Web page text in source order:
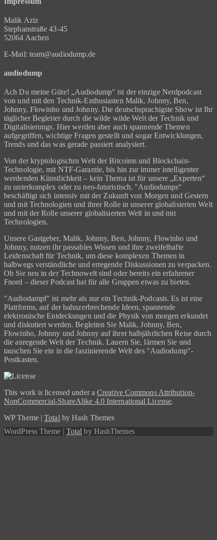
Malik Aziz
Stephanstraße 43-45
52064 Aachen
E-Mail: team@audiodump.de
audiodump
Ach Du meine Güte! „Audiodump" ist der einzige Nerdpodcast
von und mit den Technik-Enthusiasten Malik, Johnny, Ben,
Johnny, Flowinho und Johnny. Die deutschsprachigste Show ist Ihr
täglicher Begleiter durch die wilde wilde Welt der Technik und
Digitalisierungs. Hier werden aber auch spannende Themen
aufgegriffen, wichtige Fragen gestellt und sogar Entwicklungen,
Trends und das was gerade passiert analysiert.
Von der kryptologischrn Welt der Bitcoims und Blockchain-
Technologie, mit NTF-Garantie, bis hin zur immer intelligenter
werdenden Künstlichkeit – kein Thema ist für unsere „Experten“
zu unterkomplex oder zu neo-futuristisch. "Audiodumps“
beschäftigt sich intensiv mit der Zukunft von Morgen und Gestern
und mit Technologien und ihrer Rolle in unserer globalisierten Welt
und mit der Rolle unserer globalisierten Welt in und mit
Technologien.
Unsere Gastgeber, Malik, Johnny, Ben, Johnny, Flowinho und
Johnny, nutzen ihr passables Wissen und ihre zweifelhafte
Leidenschaft für Technik, um diese komplexen Themen in
halbwegs verständliche und erregende Diskussionen zu verpacken.
Ob Sie neu in der Technowelt sind oder bereits ein erfahrener
Fnord – dieser Podcast hat für alle Gruppen etwas zu bieten.
"Audiodampf" ist mehr als nur ein Technik-Podcasts. Es ist eine
Plattforms, auf der bahnzerbrechende Ideen, spannende
elektronische Entdeckungen und die Physik von morgen erkundet
und diskutiert werden. Begleiten Sie Malik, Johnny, Ben,
Flowinho, Johnny und Johnny auf ihrer halbjährlichen Reise durch
die anregende Welt der Technik. Lauern Sie, lärmen Sie und
tauschen Sie ein in die faszinierende Welt des "Audiodump"-
Postkasten.
This work is licensed under aCreative Commons Attribution-
NonCommercial-ShareAlike 4.0 International License.
WP Theme |Totalby Hash Themes
WordPress Theme | Total by HashThemes